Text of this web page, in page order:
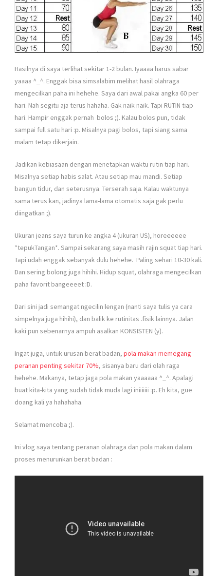
Hasilnya di saya terlihat sekitar 1-2 bulan. Iyaaaa harus sabar
yaaaa ^_^. Enggak bisa simsalabim melihat hasil olahraga
mengecilkan paha ini hehehe. Saya dari awal pakai angka 60 per
hari. Nah segitu aja terus hahaha. Gak naik-naik. Tapi RUTIN tiap
hari. Hampir enggak pernah bolos ;). Kalau bolos pun, tidak
sampai full satu hari :p. Misalnya pagi bolos, tapi siang sama
malam tetap dikerjain.
Jadikan kebiasaan dengan menetapkan waktu rutin tiap hari.
Misalnya setiap habis salat. Atau setiap mau mandi. Setiap
bangun tidur, dan seterusnya. Terserah saja. Kalau waktunya
sama terus kan, jadinya lama-lama otomatis saja gak perlu
diingatkan ;).
Ukuran jeans saya turun ke angka 4 (ukuran US), horeeeeee
*tepukTangan*. Sampai sekarang saya masih rajin squat tiap hari.
Tapi udah enggak sebanyak dulu hehehe. Paling sehari 10-30 kali.
Dan sering bolong juga hihihi. Hidup squat, olahraga mengecilkan
paha favorit bangeeeet :D.
Dari sini jadi semangat ngecilin lengan (nanti saya tulis ya cara
simpelnya juga hihihi), dan balik ke rutinitas .fisik lainnya. Jalan
kaki pun sebenarnya ampuh asalkan KONSISTEN (y).
Ingat juga, untuk urusan berat badan, pola makan memegang
peranan penting sekitar 70%, sisanya baru dari olah raga
hehehe. Makanya, tetap jaga pola makan yaaaaaa ^_^. Apalagi
buat kita-kita yang sudah tidak muda lagi iniiiiiii :p. Eh kita, gue
doang kali ya hahahaha.
Selamat mencoba ;).
Ini vlog saya tentang peranan olahraga dan pola makan dalam
proses menurunkan berat badan :